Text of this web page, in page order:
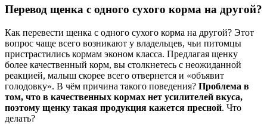
Перевод щенка с одного сухого корма на другой?
Как перевести щенка с одного сухого корма на другой? Этот
вопрос чаще всего возникают у владельцев, чьи питомцы
пристрастились кормам эконом класса. Предлагая щенку
более качественный корм, вы столкнетесь с неожиданной
реакцией, малыш скорее всего отвернется и «объявит
голодовку». В чём причина такого поведения? Проблема в
том, что в качественных кормах нет усилителей вкуса,
поэтому щенку такая продукция кажется пресной. Что
делать?